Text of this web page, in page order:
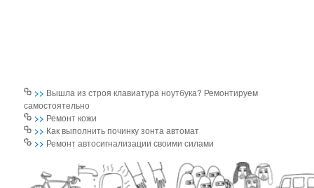
>> Вышла из строя клавиатура ноутбука? Ремонтируем
самостоятельно
>> Ремонт кожи
>> Как выполнить починку зонта автомат
>> Ремонт автосигнализации своими силами